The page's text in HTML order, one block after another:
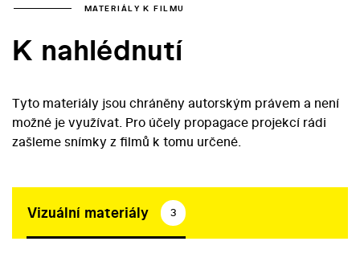
MATERIÁLY K FILMU
K nahlédnutí
Tyto materiály jsou chráněny autorským právem a není
možné je využívat. Pro účely propagace projekcí rádi
zašleme snímky z filmů k tomu určené.
Vizuální materiály 3